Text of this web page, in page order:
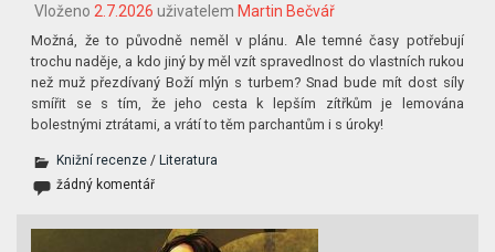
Vloženo 2.7.2026 uživatelem Martin Bečvář
Možná, že to původně neměl v plánu. Ale temné časy potřebují
trochu naděje, a kdo jiný by měl vzít spravedlnost do vlastních rukou
než muž přezdívaný Boží mlýn s turbem? Snad bude mít dost síly
smířit se s tím, že jeho cesta k lepším zítřkům je lemována
bolestnými ztrátami, a vrátí to těm parchantům i s úroky!
Knižní recenze / Literatura
žádný komentář